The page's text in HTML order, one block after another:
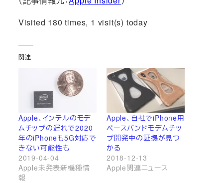
Visited 180 times, 1 visit(s) today
関連
Apple、インテルのモデ
ムチップの遅れで2020
年のiPhoneも5G対応で
きない可能性も
2019-04-04
Apple未発表新機種情
報
Apple、自社でiPhone用
ベースバンドモデムチッ
プ開発中の証拠が見つ
かる
2018-12-13
Apple関連ニュース